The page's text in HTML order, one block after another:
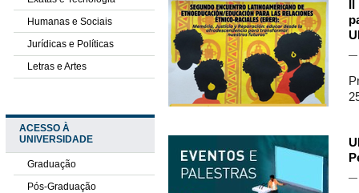
Humanas e Sociais
Jurídicas e Políticas
Letras e Artes
ACESSO À
UNIVERSIDADE
Graduação
Pós-Graduação